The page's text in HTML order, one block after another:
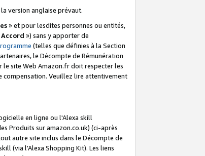
version anglaise prévaut.
» et pour lesdites personnes ou entités,
Accord ») sans y apporter de
(telles que définies à la Section
le Décompte de Rémunération
le site Web Amazon.fr doit respecter les
compensation. Veuillez lire attentivement
en ligne ou l'Alexa skill
Produits sur amazon.co.uk) (ci-après
autre site inclus dans le Décompte de
(via l'Alexa Shopping Kit). Les liens